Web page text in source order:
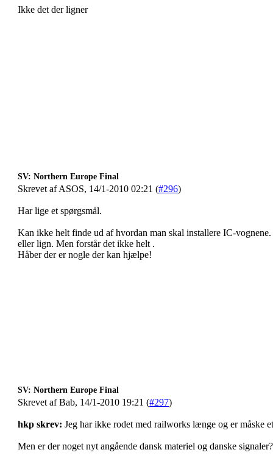
Ikke det der ligner
SV: Northern Europe Final
Skrevet af ASOS, 14/1-2010 02:21 (#296)
Har lige et spørgsmål.
Kan ikke helt finde ud af hvordan man skal installere IC-
eller lign. Men forstår det ikke helt .
Håber der er nogle der kan hjælpe!
SV: Northern Europe Final
Skrevet af Bab, 14/1-2010 19:21 (#297)
hkp skrev: Jeg har ikke rodet med railworks længe og er måske
Men er der noget nyt angående dansk materiel og danske signaler?